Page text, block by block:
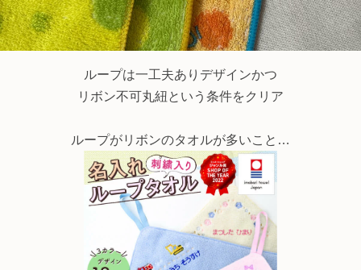
ループは一工夫ありデザインかつ
リボン不可丸紐という条件をクリア
ループがリボンのタオルが多いこと…